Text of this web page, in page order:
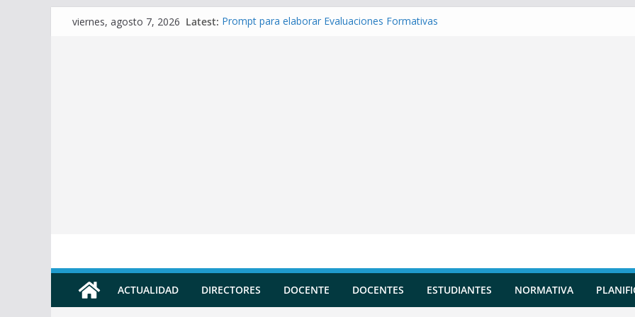
Skipviernes, agosto 7, 2026 Latest: Prompt para elaborar Evaluaciones Formativas
ACTUALIDAD DIRECTORES DOCENTE DOCENTES ESTUDIANTES NORMATIVA